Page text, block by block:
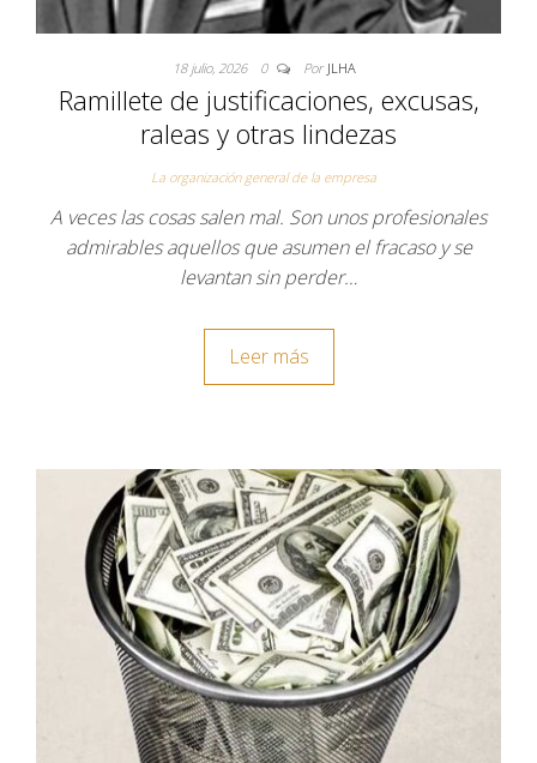
18 julio, 2026 0 Por JLHA
Ramillete de justificaciones, excusas,
raleas y otras lindezas
La organización general de la empresa
A veces las cosas salen mal. Son unos profesionales
admirables aquellos que asumen el fracaso y se
levantan sin perder…
Leer más